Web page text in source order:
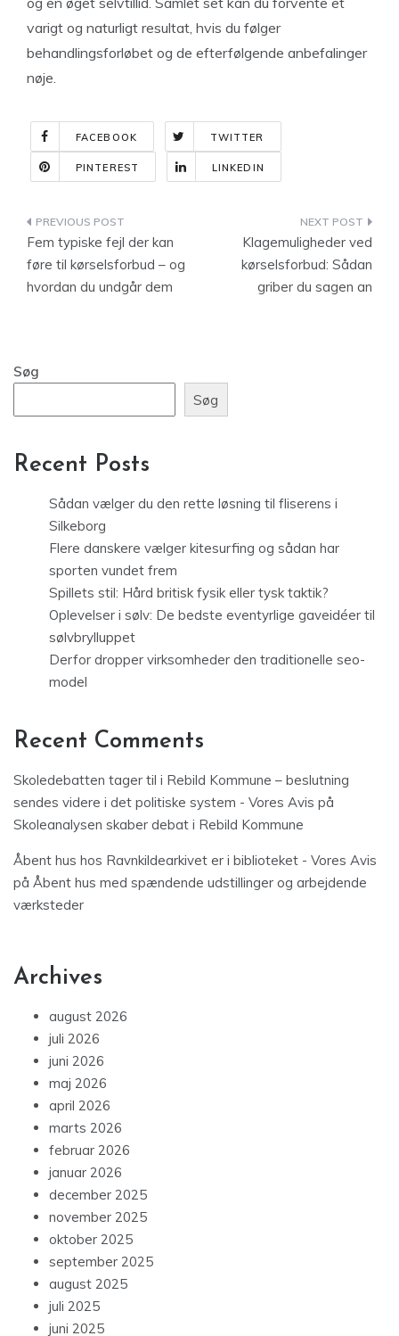
varigt og naturligt resultat, hvis du følger
behandlingsforløbet og de efterfølgende anbefalinger
nøje.
FACEBOOK TWITTER
PINTEREST LINKEDIN
Indlægsnavigation
Fem typiske fejl der kan
føre til kørselsforbud – og
hvordan du undgår dem
Klagemuligheder ved
kørselsforbud: Sådan
griber du sagen an
Søg
Søg
Recent Posts
Sådan vælger du den rette løsning til fliserens i
Silkeborg
Flere danskere vælger kitesurfing og sådan har
sporten vundet frem
Spillets stil: Hård britisk fysik eller tysk taktik?
Oplevelser i sølv: De bedste eventyrlige gaveidéer til
sølvbrylluppet
Derfor dropper virksomheder den traditionelle seo-
model
Recent Comments
Skoledebatten tager til i Rebild Kommune – beslutning
sendes videre i det politiske system - Vores Avis på
Skoleanalysen skaber debat i Rebild Kommune
Åbent hus hos Ravnkildearkivet er i biblioteket - Vores Avis
på Åbent hus med spændende udstillinger og arbejdende
værksteder
Archives
august 2026
juli 2026
juni 2026
maj 2026
april 2026
marts 2026
februar 2026
januar 2026
december 2025
november 2025
oktober 2025
september 2025
august 2025
juli 2025
juni 2025